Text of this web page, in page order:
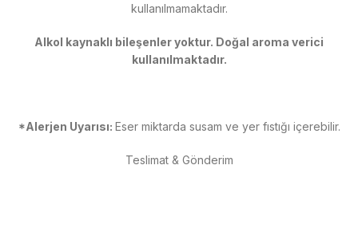
kullanılmamaktadır.
Alkol kaynaklı bileşenler yoktur. Doğal aroma verici
kullanılmaktadır.
*Alerjen Uyarısı: Eser miktarda susam ve yer fıstığı içerebilir.
Teslimat & Gönderim